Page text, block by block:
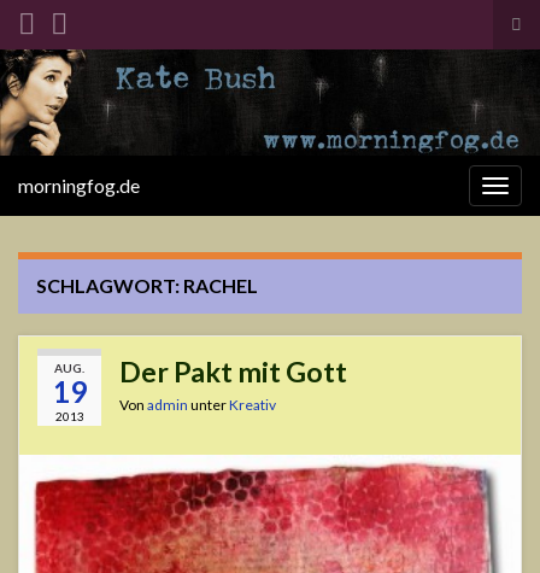
Search for:
morningfog.de
SCHLAGWORT: RACHEL
AUG.
19
2013
Der Pakt mit Gott
Von admin unterKreativ